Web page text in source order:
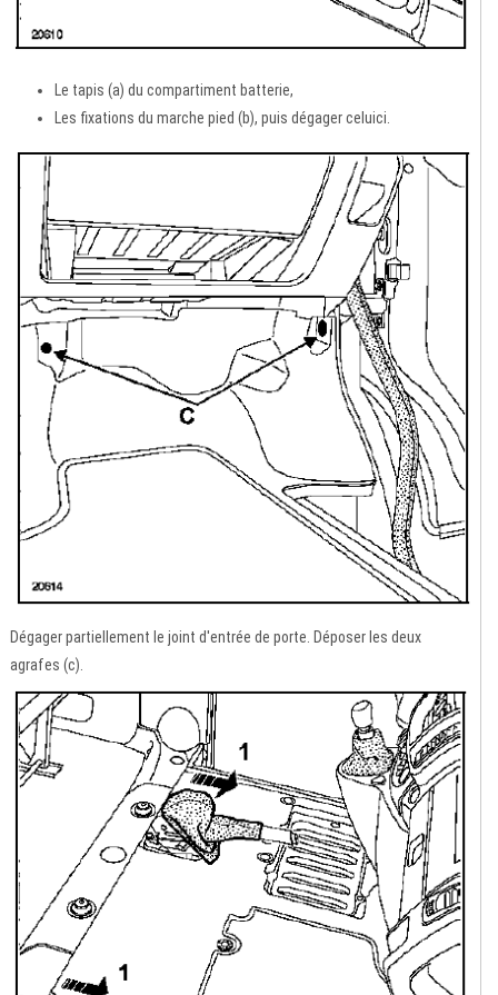
Le tapis (a) du compartiment batterie,
Les fixations du marche pied (b), puis dégager celuici.
Dégager partiellement le joint d'entrée de porte. Déposer les deux
agrafes (c).